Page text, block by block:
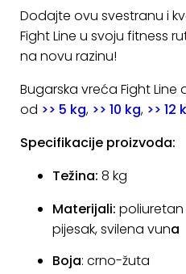
Dodajte ovu svestranu i
Fight Line u svoju fitness
na novu razinu!
Bugarska vreća Fight
od >> 5 kg, >> 10 kg, >> 12
Specifikacije proizvoda:
Težina: 8 kg
Materijali: poliuretan
pijesak, svilena vuna
Boja: crno-žuta